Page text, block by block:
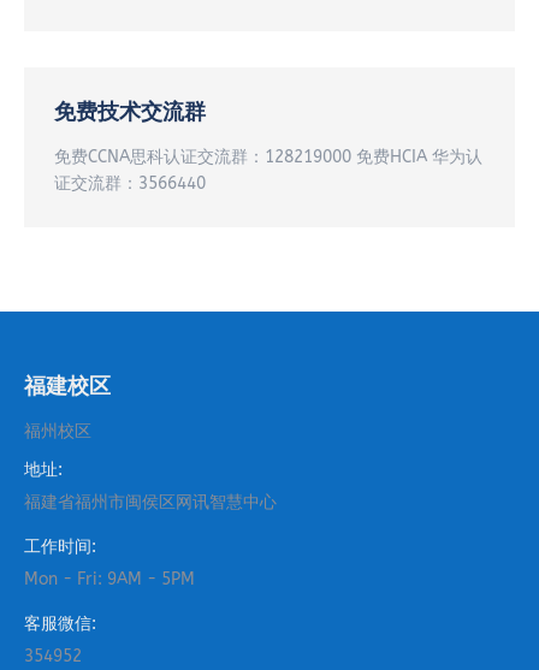
免费技术交流群
免费CCNA思科认证交流群：128219000 免费HCIA 华为认
证交流群：3566440
福建校区
福州校区
地址:
福建省福州市闽侯区网讯智慧中心
工作时间:
Mon - Fri: 9AM - 5PM
客服微信:
354952